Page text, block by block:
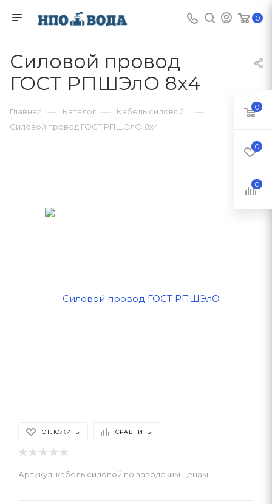
0
Силовой провод
ГОСТ РПШЭлО 8х4
Главная — Каталог — Кабель силовой —
Силовой провод ГОСТ РПШЭлО 8х4
ОТЛОЖИТЬ СРАВНИТЬ
Артикул: кабель силовой по заводским ценам
0
0
0